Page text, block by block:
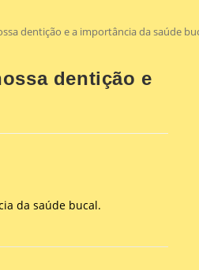
dentição e a importância da saúde
dentição e
da saúde bucal.